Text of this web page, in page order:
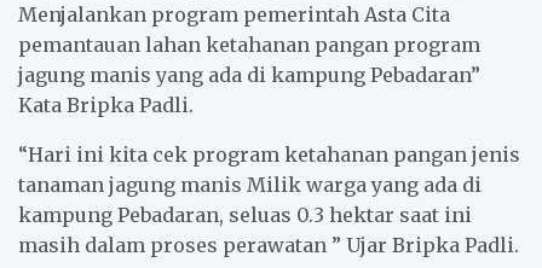
Menjalankan program pemerintah Asta Cita
pemantauan lahan ketahanan pangan program
jagung manis yang ada di kampung Pebadaran”
Kata Bripka Padli.
“Hari ini kita cek program ketahanan pangan jenis
tanaman jagung manis Milik warga yang ada di
kampung Pebadaran, seluas 0.3 hektar saat ini
masih dalam proses perawatan ” Ujar Bripka Padli.